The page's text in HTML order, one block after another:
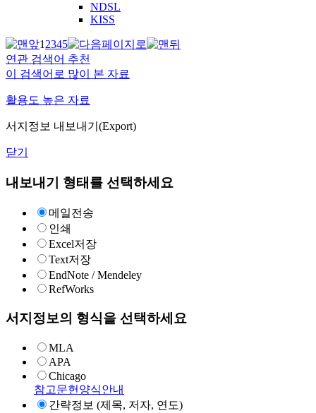
NDSL
KISS
12345
연관 검색어 추천
이 검색어로 많이 본 자료
활용도 높은 자료
서지정보 내보내기(Export)
닫기
내보내기 형태를 선택하세요
메일전송
인쇄
Excel저장
Text저장
EndNote / Mendeley
RefWorks
서지정보의 형식을 선택하세요
MLA
APA
Chicago
참고문헌양식안내
간략정보 (제목, 저자, 연도)